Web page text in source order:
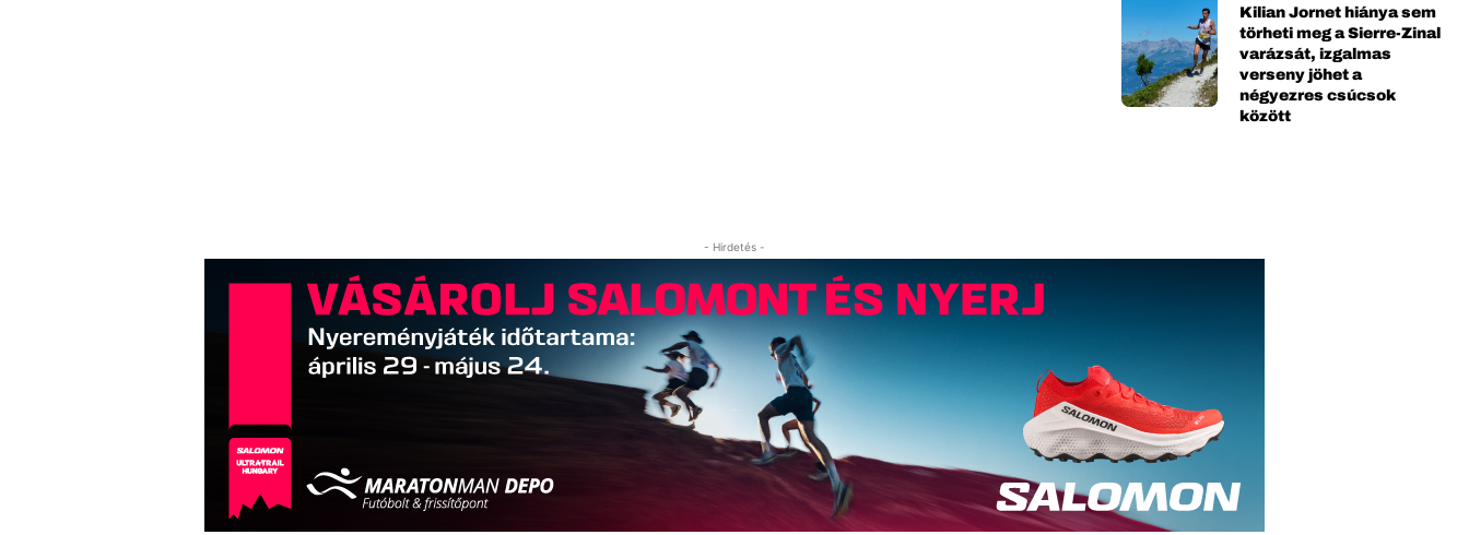
Kilian Jornet hiánya sem
törheti meg a Sierre-Zinal
varázsát, izgalmas
verseny jöhet a
négyezres csúcsok
között
- Hirdetés -